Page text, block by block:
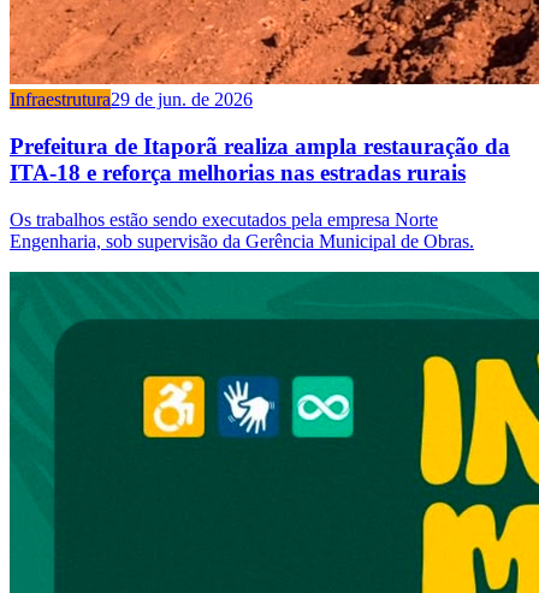
Infraestrutura29 de jun. de 2026
Prefeitura de Itaporã realiza ampla restauração da
ITA-18 e reforça melhorias nas estradas rurais
Os trabalhos estão sendo executados pela empresa Norte
Engenharia, sob supervisão da Gerência Municipal de Obras.